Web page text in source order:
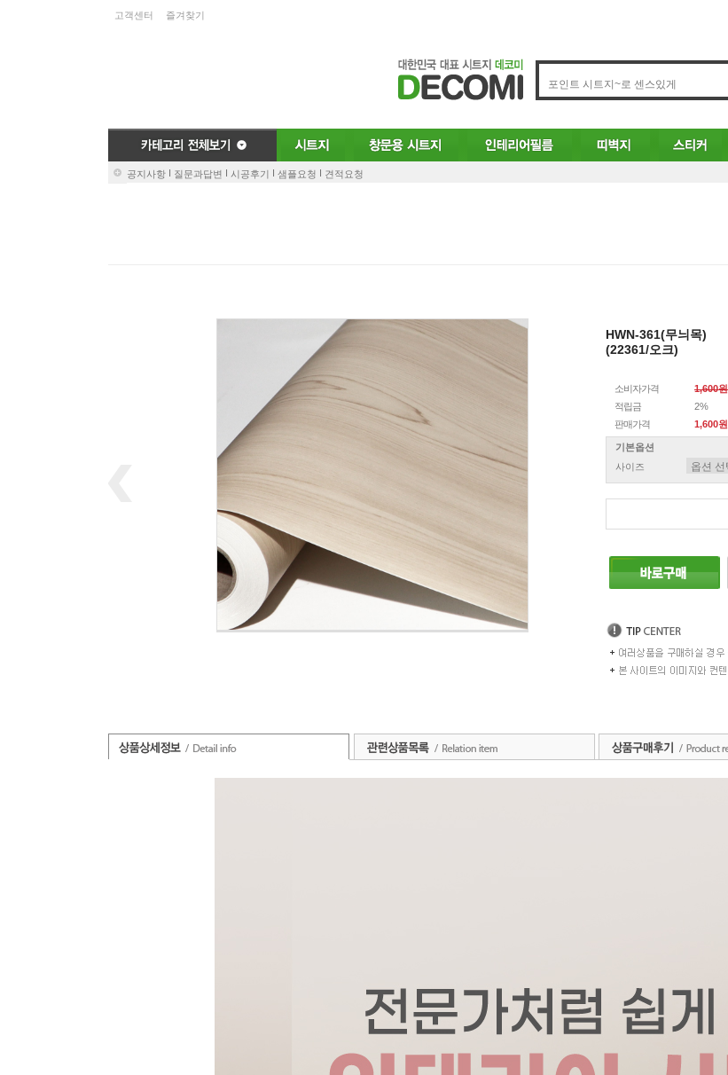
고객센터 즐겨찾기
공지사항 질문과답변 시공후기 샘플요청 견적요청
HWN-361(무늬목)
(22361/오크)
소비자가격
1,600원
적립금
2%
판매가격
1,600원
기본옵션
사이즈